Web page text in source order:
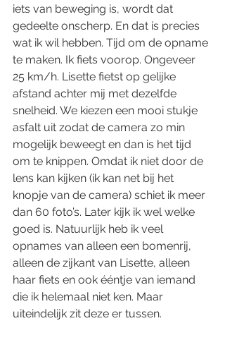
iets van beweging is, wordt dat
gedeelte onscherp. En dat is precies
wat ik wil hebben. Tijd om de opname
te maken. Ik fiets voorop. Ongeveer
25 km/h. Lisette fietst op gelijke
afstand achter mij met dezelfde
snelheid. We kiezen een mooi stukje
asfalt uit zodat de camera zo min
mogelijk beweegt en dan is het tijd
om te knippen. Omdat ik niet door de
lens kan kijken (ik kan net bij het
knopje van de camera) schiet ik meer
dan 60 foto’s. Later kijk ik wel welke
goed is. Natuurlijk heb ik veel
opnames van alleen een bomenrij,
alleen de zijkant van Lisette, alleen
haar fiets en ook ééntje van iemand
die ik helemaal niet ken. Maar
uiteindelijk zit deze er tussen.